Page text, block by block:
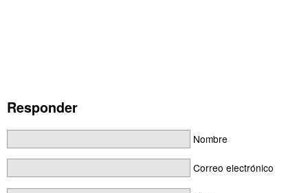
Responder
Nombre
Correo electrónico